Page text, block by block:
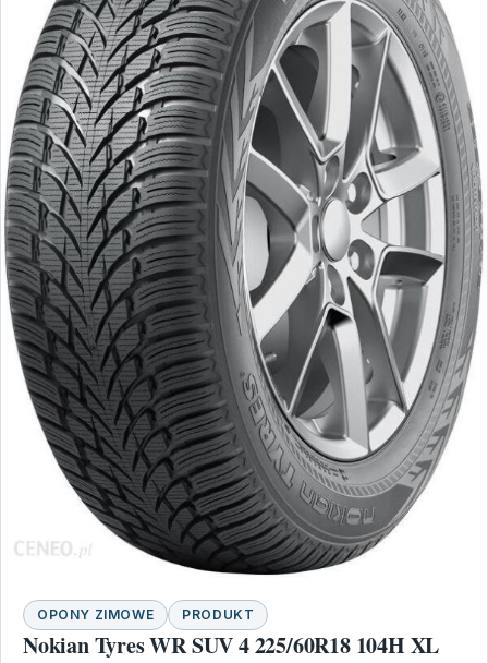
OPONY ZIMOWE PRODUKT
Nokian Tyres WR SUV 4 225/60R18 104H XL